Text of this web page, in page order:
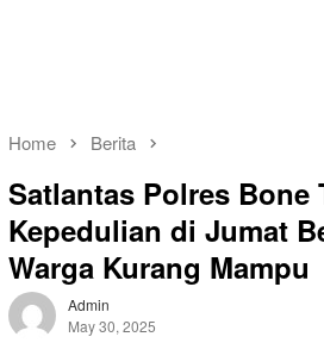
Home Berita
Satlantas Polres Bone
Kepedulian di Jumat
Warga Kurang Mampu
Admin
May 30, 2025